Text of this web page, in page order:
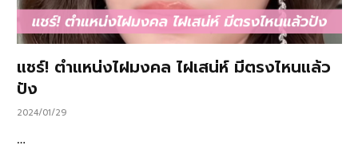
แชร์! ตำแหน่งไฝมงคล ไฝเสน่ห์ มีตรงไหนแล้ว
ปัง
2024/01/29
…